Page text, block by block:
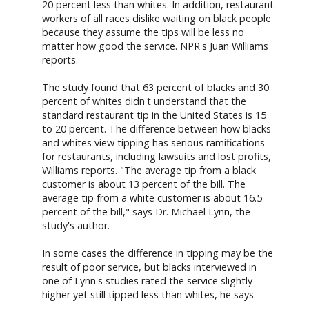
20 percent less than whites. In addition, restaurant
workers of all races dislike waiting on black people
because they assume the tips will be less no
matter how good the service. NPR's Juan Williams
reports.
The study found that 63 percent of blacks and 30
percent of whites didn't understand that the
standard restaurant tip in the United States is 15
to 20 percent. The difference between how blacks
and whites view tipping has serious ramifications
for restaurants, including lawsuits and lost profits,
Williams reports. "The average tip from a black
customer is about 13 percent of the bill. The
average tip from a white customer is about 16.5
percent of the bill," says Dr. Michael Lynn, the
study's author.
In some cases the difference in tipping may be the
result of poor service, but blacks interviewed in
one of Lynn's studies rated the service slightly
higher yet still tipped less than whites, he says.